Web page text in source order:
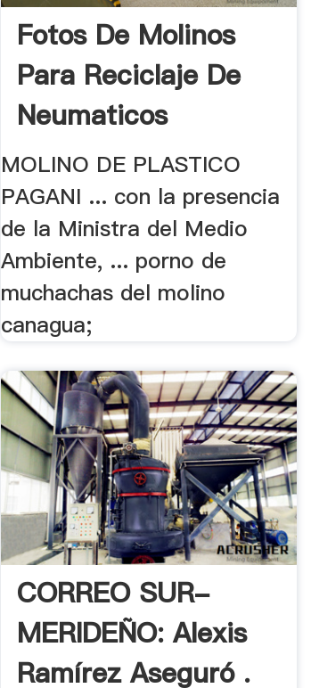
Fotos De Molinos
Para Reciclaje De
Neumaticos
MOLINO DE PLASTICO
PAGANI ... con la presencia
de la Ministra del Medio
Ambiente, ... porno de
muchachas del molino
canagua;
CORREO SUR-
MERIDEÑO: Alexis
Ramírez Aseguró .